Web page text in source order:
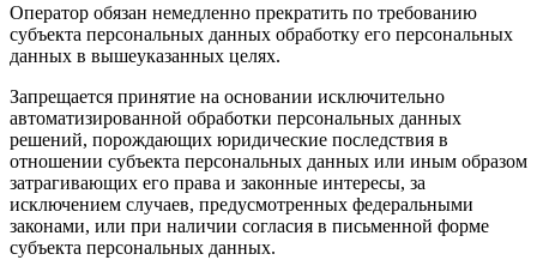
Оператор обязан немедленно прекратить по требованию
субъекта персональных данных обработку его персональных
данных в вышеуказанных целях.
Запрещается принятие на основании исключительно
автоматизированной обработки персональных данных
решений, порождающих юридические последствия в
отношении субъекта персональных данных или иным образом
затрагивающих его права и законные интересы, за
исключением случаев, предусмотренных федеральными
законами, или при наличии согласия в письменной форме
субъекта персональных данных.